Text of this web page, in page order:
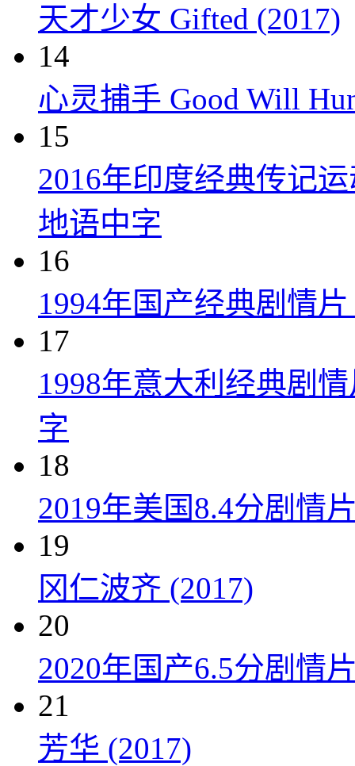
天才少女 Gifted (2017)
14
心灵捕手 Good Will
15
2016年印度经典传记
地语中字
16
1994年国产经典剧情
17
1998年意大利经典剧
字
18
2019年美国8.4分剧情
19
冈仁波齐 (2017)
20
2020年国产6.5分剧情
21
芳华 (2017)